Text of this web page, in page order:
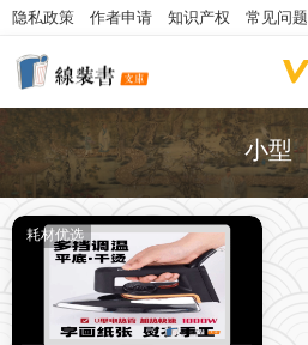
隐私政策 作者申请 知识产权 常见问题
小型
耗材优选